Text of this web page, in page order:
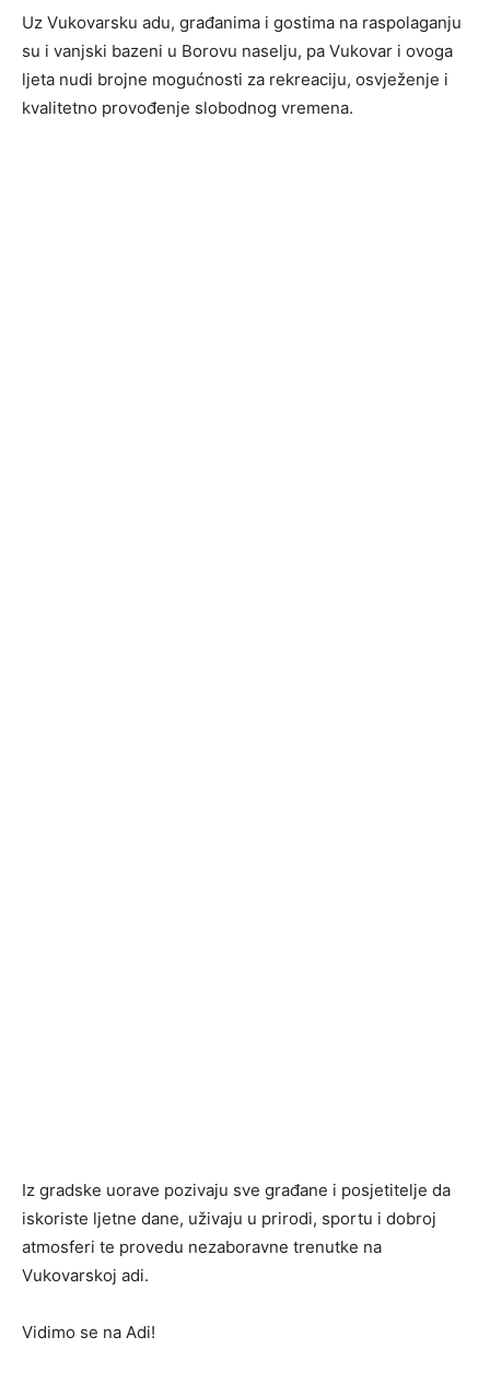
Uz Vukovarsku adu, građanima i gostima na raspolaganju
su i vanjski bazeni u Borovu naselju, pa Vukovar i ovoga
ljeta nudi brojne mogućnosti za rekreaciju, osvježenje i
kvalitetno provođenje slobodnog vremena.
Iz gradske uorave pozivaju sve građane i posjetitelje da
iskoriste ljetne dane, uživaju u prirodi, sportu i dobroj
atmosferi te provedu nezaboravne trenutke na
Vukovarskoj adi.
Vidimo se na Adi!